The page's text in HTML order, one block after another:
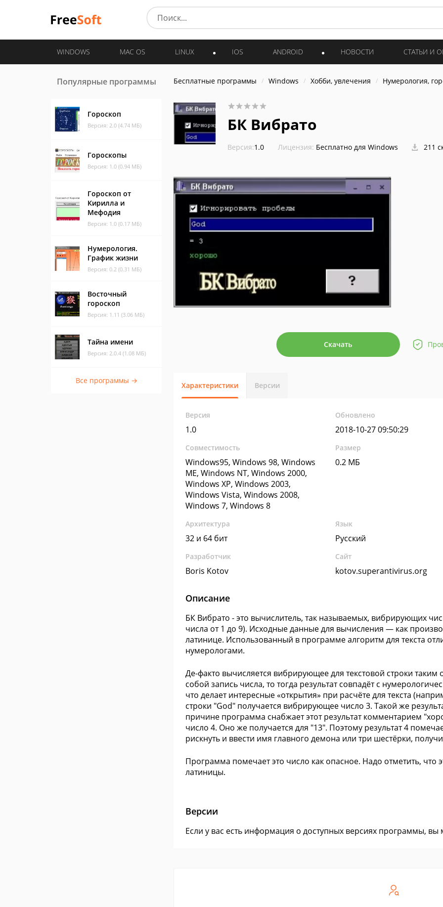
WINDOWS MAC OS LINUX IOS ANDROID НОВОСТИ СТАТЬИ И
Популярные программы
Гороскоп
Версия: 2.0 (4.74 МБ)
Гороскопы
Версия: 1.0 (0.94 МБ)
Гороскоп от
Кирилла и
Мефодия
Версия: 1.0 (0.17 МБ)
Нумерология.
График жизни
Версия: 0.2 (0.31 МБ)
Восточный
гороскоп
Версия: 1.11 (3.06 МБ)
Тайна имени
Версия: 2.0.4 (1.08 МБ)
Все программы →
Бесплатные программы Windows Хобби, увлечения Нумерология,
БК Вибрато
Версия:1.0 Лицензия: Бесплатно для Windows 211
Скачать
Характеристики Версии
Версия
1.0
Обновлено
2018-10-27 09:50:29
Совместимость
Windows95, Windows 98, Windows
ME, Windows NT, Windows 2000,
Windows XP, Windows 2003,
Windows Vista, Windows 2008,
Windows 7, Windows 8
Размер
0.2 МБ
Архитектура
32 и 64 бит
Язык
Русский
Разработчик
Boris Kotov
Сайт
kotov.superantivirus.org
Описание
БК Вибрато - это вычислитель, так называемых, вибрирующих
числа от 1 до 9). Исходные данные для вычисления — как
латинице. Использованный в программе алгоритм для текста
нумерологами.
Де-факто вычисляется вибрирующее для текстовой строки таким
собой запись числа, то тогда результат совпадёт с
что делает интересные «открытия» при расчёте для текста
строки "God" получается вибрирующее число 3. Такой же
причине программа снабжает этот результат комментарием
число 4. Оно же получается для "13". Поэтому результат 4
рискнуть и ввести имя главного демона или три шестёрки,
Программа помечает это число как опасное. Надо отметить, что
латиницы.
Версии
Если у вас есть информация о доступных версиях программы,